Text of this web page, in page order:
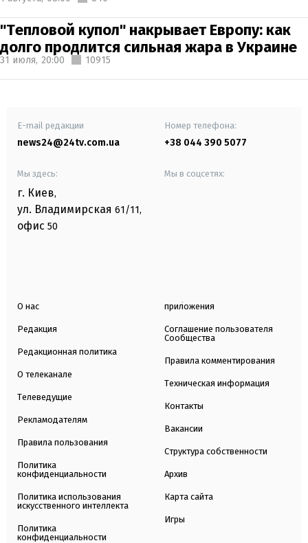
"Тепловой купол" накрывает Европу: как
долго продлится сильная жара в Украине
31 июля, 20:00 10915
E-mail редакции
news24@24tv.com.ua
Номер телефона:
+38 044 390 5077
Мы здесь:
г. Киев,
ул. Владимирская 61/11,
офис 50
Мы в соцсетях:
О нас
Редакция
Редакционная политика
О телеканале
Телеведущие
Рекламодателям
Правила пользования
Политика
конфиденциальности
Политика использования
искусственного интеллекта
Политика
конфиденциальности
приложения
Соглашение пользователя
Сообщества
Правила комментирования
Техническая информация
Контакты
Вакансии
Структура собственности
Архив
Карта сайта
Игры